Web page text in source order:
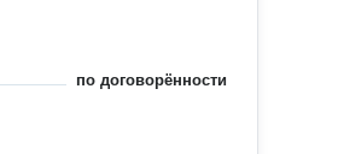
по договорённости